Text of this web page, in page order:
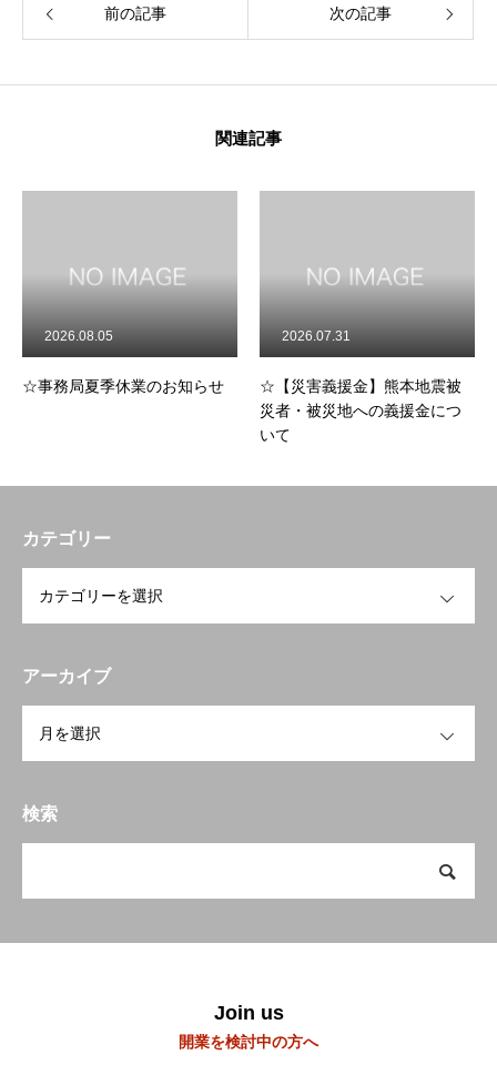
会員の方へ
前の記事 次の記事
関連記事
季休業のお知らせ
☆【災害義援金】熊本地震被
災者・被災地への義援金につ
☆令和8年度
寿命化リフ
カテゴリー
アーカイブ
検索
Join us
開業を検討中の方へ